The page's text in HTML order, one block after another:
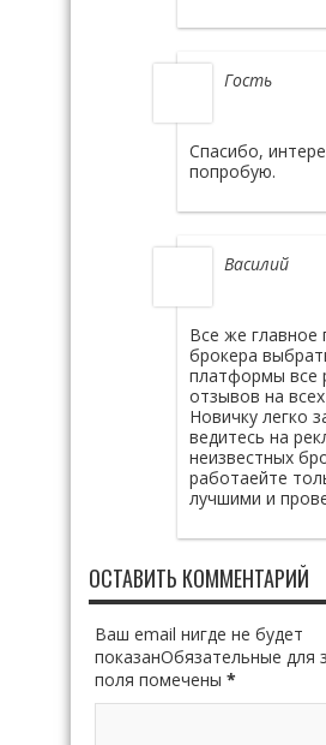
Гость
Спасибо,
попробую.
Василий
Все же главное
брокера
платформы все
отзывов на
Новичку легко
ведитесь на
неизвестных
работаейте
лучшими и
ОСТАВИТЬ КОММЕНТАРИЙ
Ваш email нигде не будет
показанОбязательные для
поля помечены *